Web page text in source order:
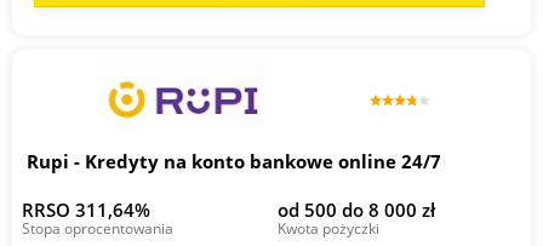
Rupi - Kredyty na konto bankowe online 24/7
RRSO 311,64%
Stopa oprocentowania
od 500 do 8 000 zł
Kwota pożyczki